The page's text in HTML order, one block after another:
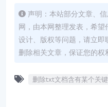
声明：本站部分文章、
网，由本网整理发表，希
设计、版权等问题，请立
删除相关文章，保证您的权
删除txt文档含有某个关